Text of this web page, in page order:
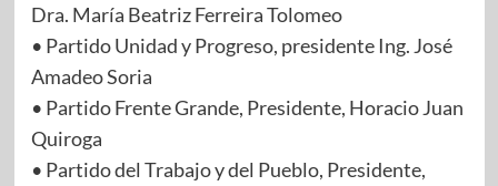
Dra. María Beatriz Ferreira Tolomeo
• Partido Unidad y Progreso, presidente Ing. José
Amadeo Soria
• Partido Frente Grande, Presidente, Horacio Juan
Quiroga
• Partido del Trabajo y del Pueblo, Presidente,